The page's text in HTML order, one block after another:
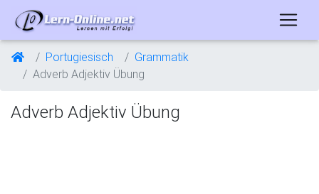
Portugiesisch
Grammatik
Adverb Adjektiv Übung
Adverb Adjektiv Übung